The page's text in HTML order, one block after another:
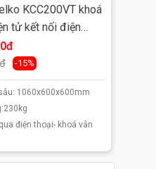
KCC200VT khoá
tử kết nối điện
-15%
1060x600x600mm
điện thoại- khoá vân